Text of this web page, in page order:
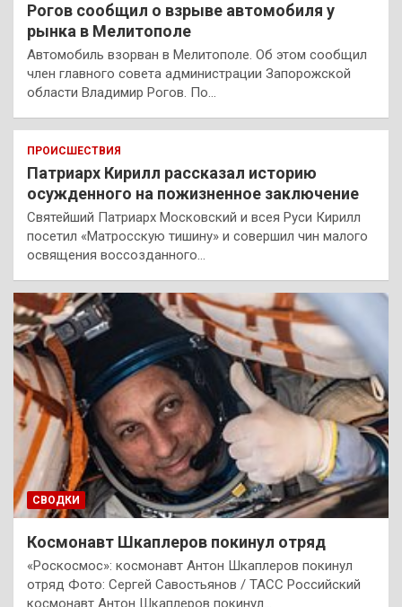
Рогов сообщил о взрыве автомобиля у
рынка в Мелитополе
Автомобиль взорван в Мелитополе. Об этом сообщил
член главного совета администрации Запорожской
области Владимир Рогов. По…
ПРОИСШЕСТВИЯ
Патриарх Кирилл рассказал историю
осужденного на пожизненное заключение
Святейший Патриарх Московский и всея Руси Кирилл
посетил «Матросскую тишину» и совершил чин малого
освящения воссозданного…
СВОДКИ
Космонавт Шкаплеров покинул отряд
«Роскосмос»: космонавт Антон Шкаплеров покинул
отряд Фото: Сергей Савостьянов / ТАСС Российский
космонавт Антон Шкаплеров покинул…